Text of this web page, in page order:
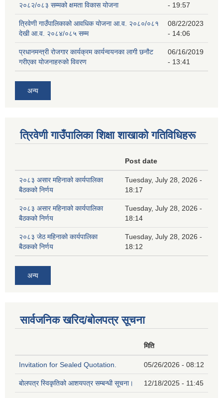
२०८२/०८३ सम्मको क्षमता विकास योजना
- 19:57
त्रिवेणी गाउँपालिकाको आवधिक योजना आ.व. २०८०/०८१
देखी आ.व. २०८४/०८५ सम्म
08/22/2023
- 14:06
प्रधानमन्त्री रोजगार कार्यक्रम कार्यन्वयनका लागी छनौट
गरीएका योजनाहरुको विवरण
06/16/2019
- 13:41
अन्य
त्रिवेणी गाउँपालिका शिक्षा शाखाकाे गतिविधिहरू
Post date
२०८३ असार महिनाको कार्यपालिका
बैठकको निर्णय
Tuesday, July 28, 2026 -
18:17
२०८३ असार महिनाको कार्यपालिका
बैठकको निर्णय
Tuesday, July 28, 2026 -
18:14
२०८३ जेठ महिनाको कार्यपालिका
बैठकको निर्णय
Tuesday, July 28, 2026 -
18:12
अन्य
सार्वजनिक खरिद/बोलपत्र सूचना
मिति
Invitation for Sealed Quotation. 05/26/2026 - 08:12
बोलपत्र स्विकृतिको आशयपत्र सम्बन्धी सूचना। 12/18/2025 - 11:45